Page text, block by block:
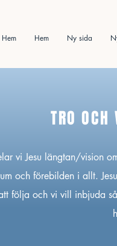
Hem Hem Ny sida
TRO OCH
vi Jesu längtan/vision
och förebilden i allt.
följa och vi vill inbjuda